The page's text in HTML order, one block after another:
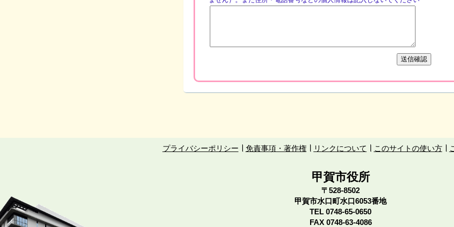
プライバシーポリシー 免責事項・著作権 リンクについて このサイトの使い方
甲賀市役所
〒528-8502
甲賀市水口町水口6053番地
TEL 0748-65-0650
FAX 0748-63-4086